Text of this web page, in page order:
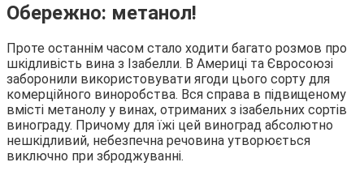
Обережно: метанол!
Проте останнім часом стало ходити багато розмов про
шкідливість вина з Ізабелли. В Америці та Євросоюзі
заборонили використовувати ягоди цього сорту для
комерційного виноробства. Вся справа в підвищеному
вмісті метанолу у винах, отриманих з ізабельних сортів
винограду. Причому для їжі цей виноград абсолютно
нешкідливий, небезпечна речовина утворюється
виключно при зброджуванні.